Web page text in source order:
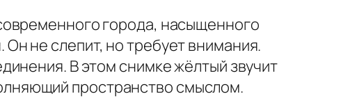
города, насыщенного
не слепит, но требует внимания.
В этом снимке жёлтый звучит
пространство смыслом.